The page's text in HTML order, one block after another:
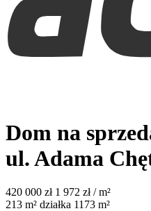
Dom na
ul. Adama
420 000 zł 1 972 zł / m²
213 m² działka 1173 m²